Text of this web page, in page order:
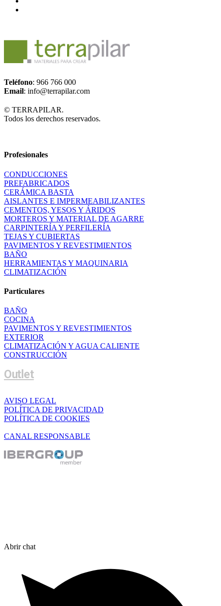
Teléfono: 966 766 000
Email: info@terrapilar.com
© TERRAPILAR.
Todos los derechos reservados.
Profesionales
CONDUCCIONES
PREFABRICADOS
CERÁMICA BASTA
AISLANTES E IMPERMEABILIZANTES
CEMENTOS, YESOS Y ÁRIDOS
MORTEROS Y MATERIAL DE AGARRE
CARPINTERÍA Y PERFILERÍA
TEJAS Y CUBIERTAS
PAVIMENTOS Y REVESTIMIENTOS
BAÑO
HERRAMIENTAS Y MAQUINARIA
CLIMATIZACIÓN
Particulares
BAÑO
COCINA
PAVIMENTOS Y REVESTIMIENTOS
EXTERIOR
CLIMATIZACIÓN Y AGUA CALIENTE
CONSTRUCCIÓN
Outlet
AVISO LEGAL
POLÍTICA DE PRIVACIDAD
POLÍTICA DE COOKIES
CANAL RESPONSABLE
Abrir chat